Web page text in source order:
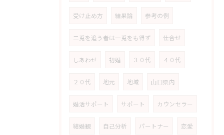
受け止め方 結果論 参考の例
二兎を追う者は一兎をも得ず 仕合せ
しあわせ 初婚 ３０代 ４０代
２０代 地元 地域 山口県内
婚活サポート サポート カウンセラー
結婚観 自己分析 パートナー 恋愛